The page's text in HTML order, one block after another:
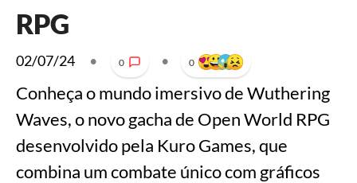
RPG
02/07/24 • 0 • 0
Conheça o mundo imersivo de Wuthering
Waves, o novo gacha de Open World RPG
desenvolvido pela Kuro Games, que
combina um combate único com gráficos